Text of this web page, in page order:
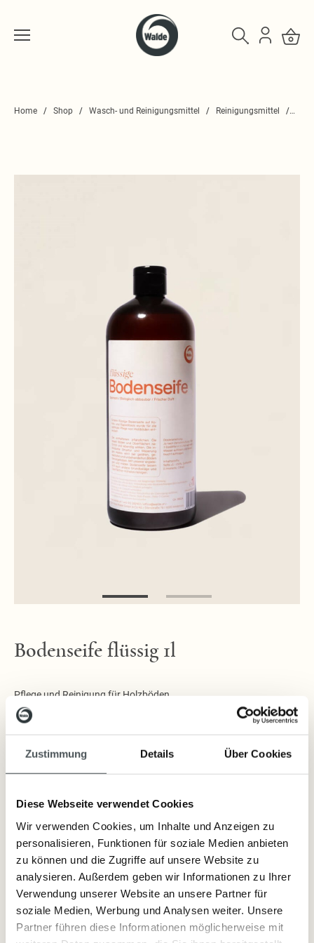
Zustimmung Details Über Cookies
Diese Webseite verwendet Cookies
Wir verwenden Cookies, um Inhalte und Anzeigen zu
personalisieren, Funktionen für soziale Medien anbieten
zu können und die Zugriffe auf unsere Website zu
analysieren. Außerdem geben wir Informationen zu Ihrer
Verwendung unserer Website an unsere Partner für
soziale Medien, Werbung und Analysen weiter. Unsere
Partner führen diese Informationen möglicherweise mit
Home Shop Wasch- und Reinigungsmittel Reinigungsmittel
Bodenseife flüssig 1l
Pflege und Reinigung für Holzböden
Die flüssige Bodenseife auf Kokos- und Rapsölbasis wurde speziell für
die optimale Pflege von Holzböden entwickelt. Die enthaltenen
pflanzlichen Öle lassen Oberflächen natürlich und lebendig wirken und
Lieferzeit: sofort lieferbar
12,80 €
Inkl. Steuern,exkl.Versandkosten